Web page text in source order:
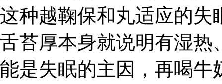
这种越鞠保和丸适应的失
舌苔厚本身就说明有湿热
能是失眠的主因，再喝牛